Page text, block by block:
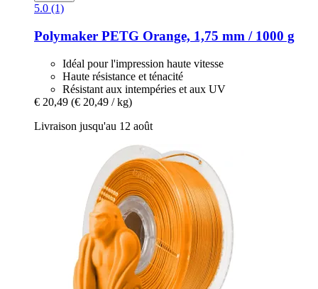
5.0 (1)
Polymaker PETG Orange, 1,75 mm / 1000 g
Idéal pour l'impression haute vitesse
Haute résistance et ténacité
Résistant aux intempéries et aux UV
€ 20,49 (€ 20,49 / kg)
Livraison jusqu'au 12 août